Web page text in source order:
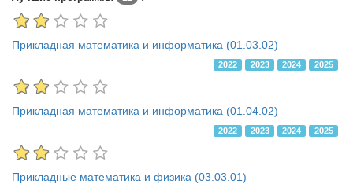
Прикладная математика и информатика (01.03.02)
2022 2023 2024 2025
Прикладная математика и информатика (01.04.02)
2022 2023 2024 2025
Прикладные математика и физика (03.03.01)